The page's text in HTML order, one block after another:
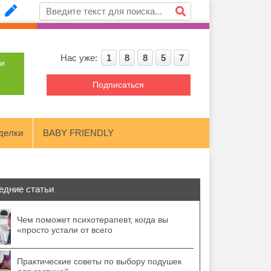
Нас уже: 1 8 8 5 7
Подписаться
BABY FRIENDLY
статьи
Чем поможет психотерапевт, когда вы
«просто устали от всего
Практические советы по выбору подушек